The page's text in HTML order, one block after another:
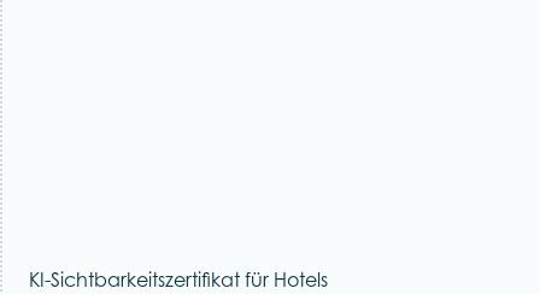
KI-Sichtbarkeitszertifikat für Hotels